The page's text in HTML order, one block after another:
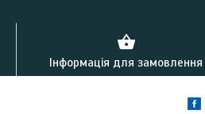
Інформація для замовлення